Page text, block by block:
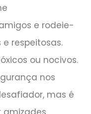
e rodeie-
respeitosas.
ou nocivos.
nos
mas é